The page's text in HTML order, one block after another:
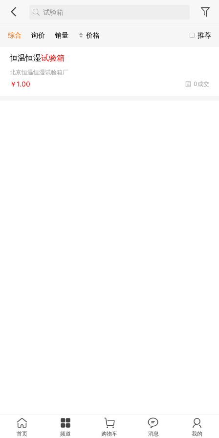
推荐
综合 询价 销量 价格
恒温恒湿试验箱
北京恒温恒湿试验箱厂
0成交
￥1.00
首页 频道 购物车 消息 我的